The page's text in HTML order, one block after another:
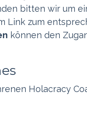
bitten wir um
Link zum
können den
Holacracy